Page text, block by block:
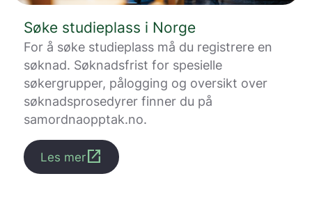
Søke studieplass i Norge
For å søke studieplass må du registrere en
søknad. Søknadsfrist for spesielle
søkergrupper, pålogging og oversikt over
søknadsprosedyrer finner du på
samordnaopptak.no.
Les mer open_in_new
e
b
e
r
e
.
V
s
v